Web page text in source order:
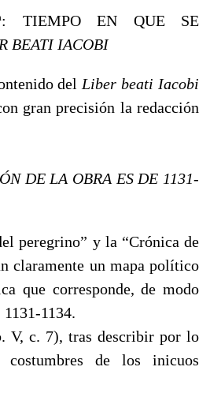
TIEMPO EN QUE SE
BEATI IACOBI
del Liber beati Iacobi
gran precisión la redacción
DE LA OBRA ES DE 1131-
peregrino” y la “Crónica de
claramente un mapa político
que corresponde, de modo
1134.
c. 7), tras describir por lo
costumbres de los inicuos